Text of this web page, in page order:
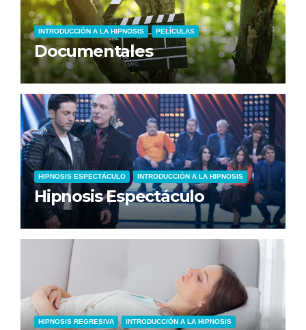
INTRODUCCIÓN A LA HIPNOSIS PELÍCULAS
Documentales
HIPNOSIS ESPECTÁCULO INTRODUCCIÓN A LA HIPNOSIS
Hipnosis Espectáculo
HIPNOSIS REGRESIVA INTRODUCCIÓN A LA HIPNOSIS